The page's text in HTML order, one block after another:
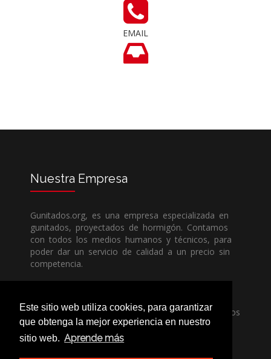
Este sitio web utiliza cookies, para garantizar
que obtenga la mejor experiencia en nuestro
sitio web. Aprende más
EMAIL
Nuestra Empresa
Gunitados.org, es una empresa especializada en
gunitados, proyectados de hormigón. Contamos
con todos los medios humanos y técnicos, para
poder dar un servicio de calidad a un precio sin
competencia.
en llamarnos, nuestros técnicos estran encantados
de poder ayudarle, ya sea usted particular o
profesional.